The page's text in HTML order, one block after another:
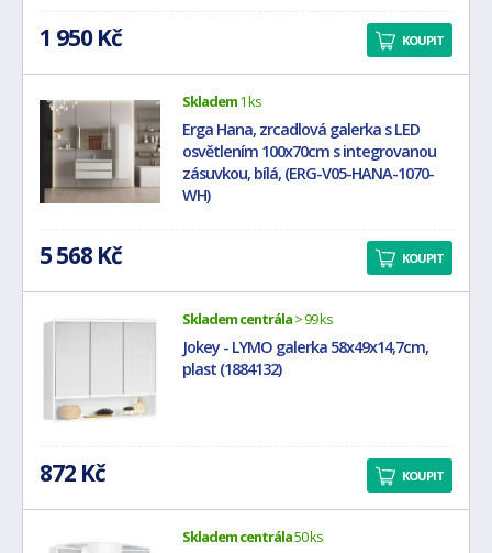
1 950 Kč KOUPIT
Skladem1 ks
Erga Hana, zrcadlová galerka s LED
osvětlením 100x70cm s integrovanou
zásuvkou, bílá, (ERG-V05-HANA-1070-
WH)
5 568 Kč KOUPIT
Skladem centrála> 99 ks
Jokey - LYMO galerka 58x49x14,7cm,
plast (1884132)
872 Kč KOUPIT
Skladem centrála50 ks